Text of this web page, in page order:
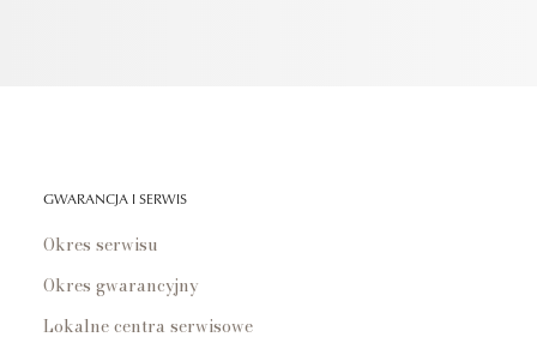
GWARANCJA I SERWIS
Okres serwisu
Okres gwarancyjny
Lokalne centra serwisowe